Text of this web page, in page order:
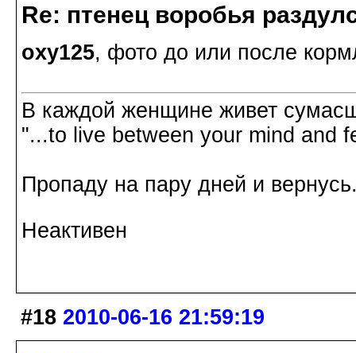
Re: птенец воробья
oxy125, фото до или после
В каждой женщине живет
"...to live between your mind and
Пропаду на пару дней и
Неактивен
#18 2010-06-16 21:59:19